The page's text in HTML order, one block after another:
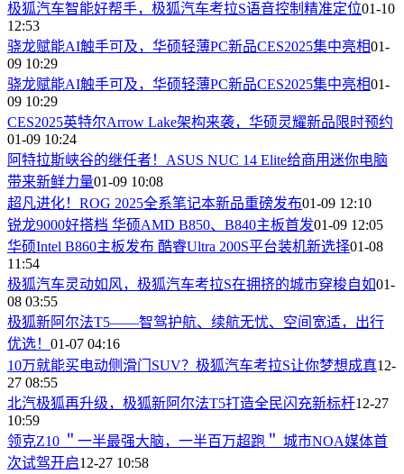
极狐汽车智能好帮手，极狐汽车考拉S语音控制精准定位01-10
12:53
骁龙赋能AI触手可及，华硕轻薄PC新品CES2025集中亮相01-
09 10:29
骁龙赋能AI触手可及，华硕轻薄PC新品CES2025集中亮相01-
09 10:29
CES2025英特尔Arrow Lake架构来袭，华硕灵耀新品限时预约
01-09 10:24
阿特拉斯峡谷的继任者！ASUS NUC 14 Elite给商用迷你电脑
带来新鲜力量01-09 10:08
超凡进化！ROG 2025全系笔记本新品重磅发布01-09 12:10
锐龙9000好搭档 华硕AMD B850、B840主板首发01-09 12:05
华硕Intel B860主板发布 酷睿Ultra 200S平台装机新选择01-08
11:54
极狐汽车灵动如风，极狐汽车考拉S在拥挤的城市穿梭自如01-
08 03:55
​极狐新阿尔法T5——智驾护航、续航无忧、空间宽适，出行
优选！ 01-07 04:16
​10万就能买电动侧滑门SUV？极狐汽车考拉S让你梦想成真12-
27 08:55
北汽极狐再升级，极狐新阿尔法T5打造全民闪充新标杆12-27
10:59
领克Z10 ＂一半最强大脑，一半百万超跑＂ 城市NOA媒体首
次试驾开启12-27 10:58